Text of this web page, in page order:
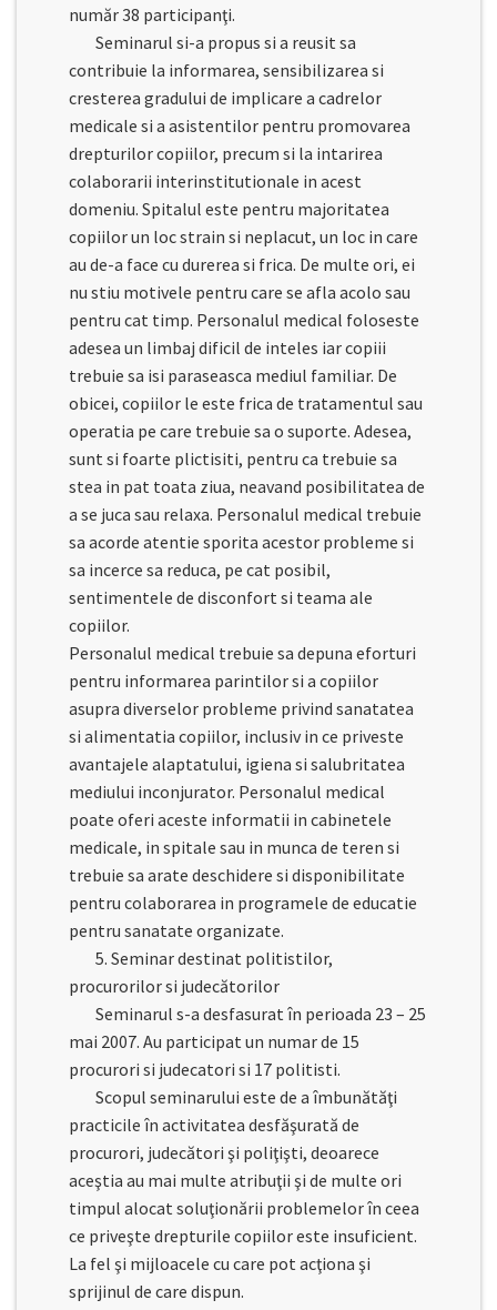
număr 38 participanţi.
Seminarul si-a propus si a reusit sa
contribuie la informarea, sensibilizarea si
cresterea gradului de implicare a cadrelor
medicale si a asistentilor pentru promovarea
drepturilor copiilor, precum si la intarirea
colaborarii interinstitutionale in acest
domeniu. Spitalul este pentru majoritatea
copiilor un loc strain si neplacut, un loc in care
au de-a face cu durerea si frica. De multe ori, ei
nu stiu motivele pentru care se afla acolo sau
pentru cat timp. Personalul medical foloseste
adesea un limbaj dificil de inteles iar copiii
trebuie sa isi paraseasca mediul familiar. De
obicei, copiilor le este frica de tratamentul sau
operatia pe care trebuie sa o suporte. Adesea,
sunt si foarte plictisiti, pentru ca trebuie sa
stea in pat toata ziua, neavand posibilitatea de
a se juca sau relaxa. Personalul medical trebuie
sa acorde atentie sporita acestor probleme si
sa incerce sa reduca, pe cat posibil,
sentimentele de disconfort si teama ale
copiilor.
Personalul medical trebuie sa depuna eforturi
pentru informarea parintilor si a copiilor
asupra diverselor probleme privind sanatatea
si alimentatia copiilor, inclusiv in ce priveste
avantajele alaptatului, igiena si salubritatea
mediului inconjurator. Personalul medical
poate oferi aceste informatii in cabinetele
medicale, in spitale sau in munca de teren si
trebuie sa arate deschidere si disponibilitate
pentru colaborarea in programele de educatie
pentru sanatate organizate.
5. Seminar destinat politistilor,
procurorilor si judecătorilor
Seminarul s-a desfasurat în perioada 23 – 25
mai 2007. Au participat un numar de 15
procurori si judecatori si 17 politisti.
Scopul seminarului este de a îmbunătăţi
practicile în activitatea desfăşurată de
procurori, judecători şi poliţişti, deoarece
aceştia au mai multe atribuţii şi de multe ori
timpul alocat soluţionării problemelor în ceea
ce priveşte drepturile copiilor este insuficient.
La fel şi mijloacele cu care pot acţiona şi
sprijinul de care dispun.